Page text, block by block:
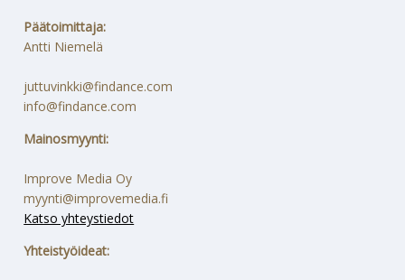
Päätoimittaja:
Antti Niemelä
juttuvinkki@findance.com
info@findance.com
Mainosmyynti:
Improve Media Oy
myynti@improvemedia.fi
Katso yhteystiedot
Yhteistyöideat: